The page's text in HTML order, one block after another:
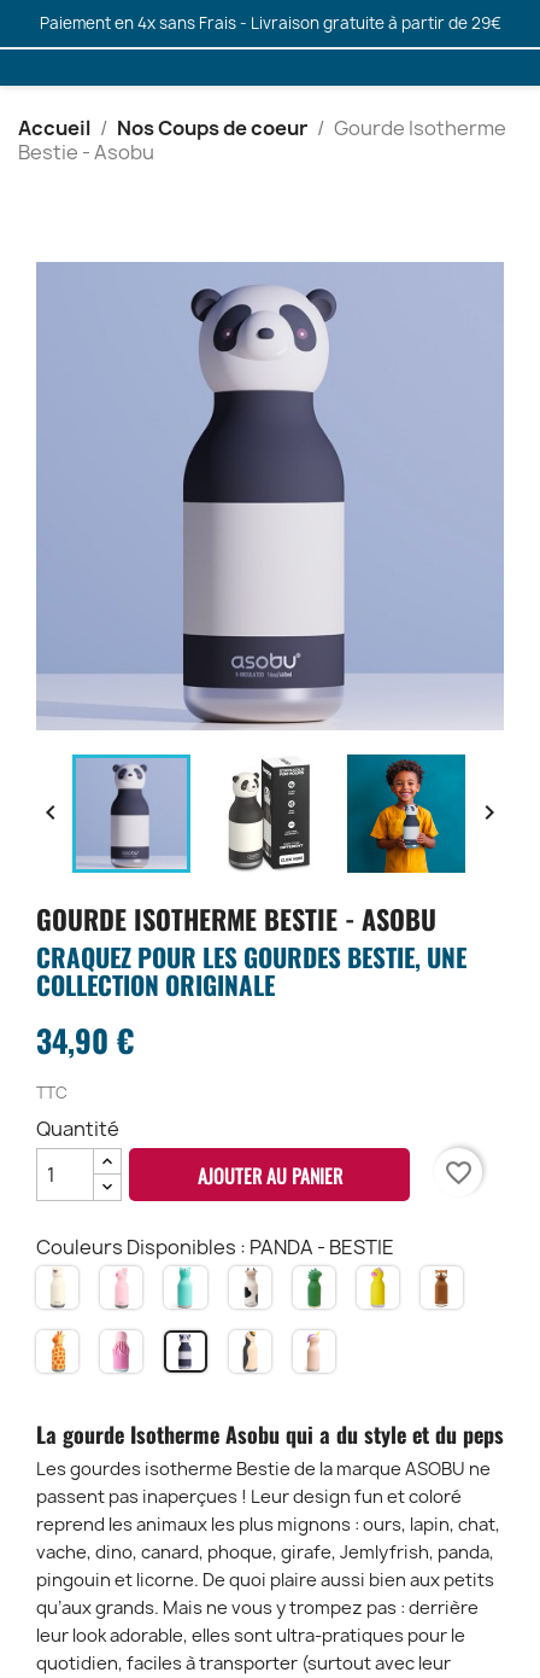
Paiement en 4x sans Frais - Livraison gratuite à partir de 29€
Accueil Nos Coups de coeur
Gourde Isotherme
Bestie - Asobu
 
GOURDE ISOTHERME BESTIE - ASOBU
CRAQUEZ POUR LES GOURDES BESTIE, UNE
COLLECTION ORIGINALE
34,90 €
TTC
Quantité
AJOUTER AU PANIER favorite_border
Couleurs Disponibles : PANDA - BESTIE
OURS
-
BESTIE
BEAR
BUNNY
-
BESTIE
CHAT
-
BESTIE
VACHE
-
BESTIE
COW
DINO
-
CANARD
-
RENARD
-
GIRAFE
-
PIEUVRE
-
PANDA
-
PINGOUIN
-
LICORNE
-
La gourde Isotherme Asobu qui a du style et du peps
Les gourdes isotherme Bestie de la marque ASOBU ne
passent pas inaperçues ! Leur design fun et coloré
reprend les animaux les plus mignons : ours, lapin, chat,
vache, dino, canard, phoque, girafe, Jemlyfrish, panda,
pingouin et licorne. De quoi plaire aussi bien aux petits
qu’aux grands. Mais ne vous y trompez pas : derrière
leur look adorable, elles sont ultra-pratiques pour le
quotidien, faciles à transporter (surtout avec leur